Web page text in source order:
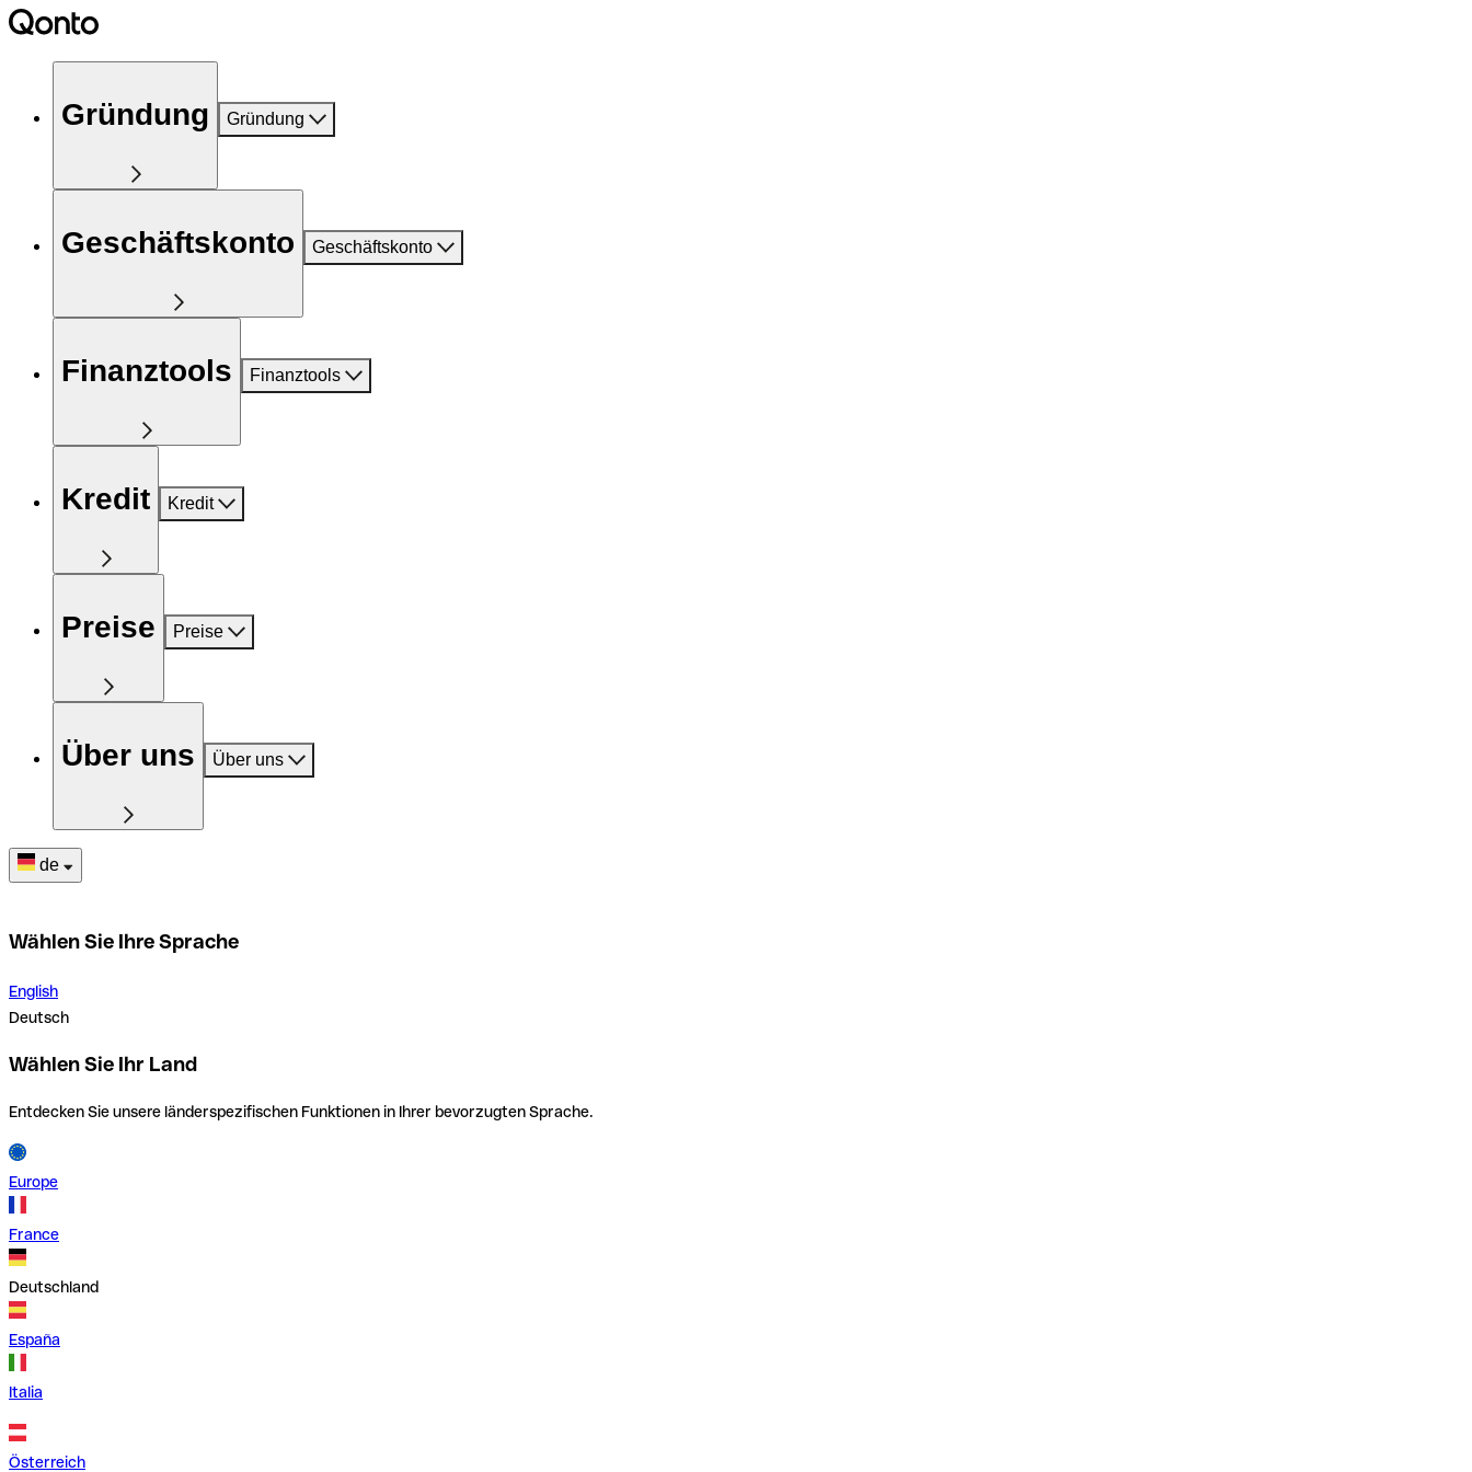
Gründung Gründung
Geschäftskonto Geschäftskonto
Finanztools Finanztools
Kredit Kredit
Preise Preise
Über uns Über uns
de
Wählen Sie Ihre Sprache
English
Deutsch
Wählen Sie Ihr Land
Entdecken Sie unsere länderspezifischen Funktionen in Ihrer bevorzugten Sprache.
Europe
France
Deutschland
España
Italia
Österreich